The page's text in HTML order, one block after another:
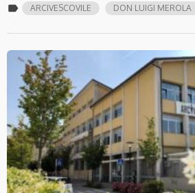
label ARCIVESCOVILE DON LUIGI MEROLA